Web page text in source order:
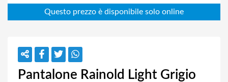
Pantalone Rainold Light Grigio